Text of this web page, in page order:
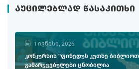
ᲐᲣᲪᲘᲚᲔᲑᲚᲐᲓ ᲬᲐᲡᲐᲙᲘᲗᲮᲘ
1 ივნისი, 2026
კონკურსის "ფინედუს კუთხე
გამარჯვებულები ცნობილია